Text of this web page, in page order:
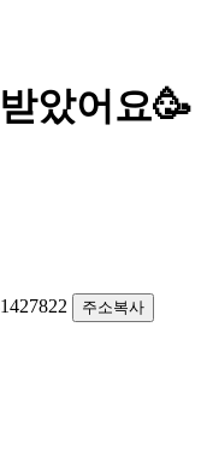
았어요🥳
주소복사